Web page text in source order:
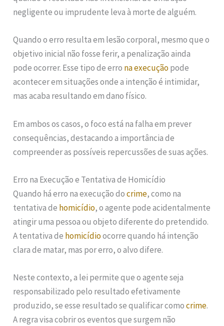
negligente ou imprudente leva à morte de alguém.
Quando o erro resulta em lesão corporal, mesmo que o
objetivo inicial não fosse ferir, a penalização ainda
pode ocorrer. Esse tipo de erro na execuçãopode
acontecer em situações onde a intenção é intimidar,
mas acaba resultando em dano físico.
Em ambos os casos, o foco está na falha em prever
consequências, destacando a importância de
compreender as possíveis repercussões de suas ações.
Erro na Execução e Tentativa de Homicídio
Quando há erro na execução docrime, como na
tentativa de homicídio, o agente pode acidentalmente
atingir uma pessoa ou objeto diferente do pretendido.
A tentativa de homicídioocorre quando há intenção
clara de matar, mas por erro, o alvo difere.
Neste contexto, a lei permite que o agente seja
responsabilizado pelo resultado efetivamente
produzido, se esse resultado se qualificar comocrime.
A regra visa cobrir os eventos que surgem não